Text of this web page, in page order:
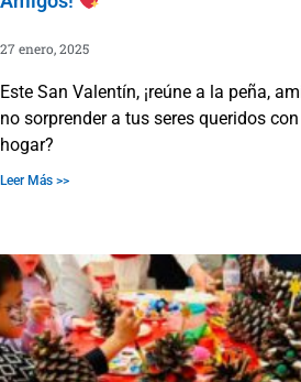
27 enero, 2025
Este San Valentín, ¡reúne a la peña,
no sorprender a tus seres queridos
hogar?
Leer Más >>